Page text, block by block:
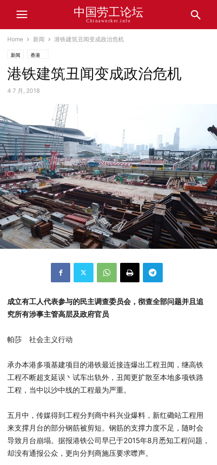
中国劳工论坛
Chinaworker.info
Home 新闻 港铁建筑丑闻变成政治危机
新闻 香港
港铁建筑丑闻变成政治危机
4 7 月, 2018
成立有工人代表参与的民主调查委员会，彻查全部问题并且追
究所有涉事主管高层及政府官员
帕莎 社会主义行动
承办本港多项基建项目的港铁最近接连爆出工程丑闻，继高铁
工程不断超支延误丶试车出轨外，丑闻更扩散至本地多项铁路
工程，当中以沙中线的工程最为严重。
五月中，传媒得到工程分判商中科兴业爆料，新红磡站工程用
来支撑月台的部分钢筋被剪短。钢筋的支撑力度不足，随时会
导致月台崩塌。据报港铁公司早已于2015年8月悉知工程问题，
却没有通报公众，更向分判商施压要求噤声。